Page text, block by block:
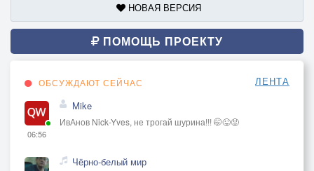
НОВАЯ ВЕРСИЯ
ПОМОЩЬ ПРОЕКТУ
ОБСУЖДАЮТ СЕЙЧАС ЛЕНТА
06:56
Mike
ИвАнов Nick-Yves, не трогай шурина!!! 🤭😜😡
Чёрно-белый мир